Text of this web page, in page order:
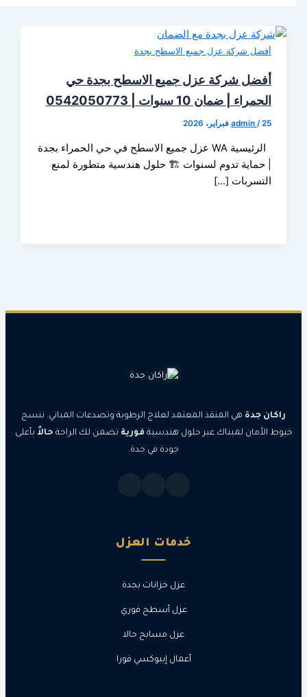
شركة عزل جميع الاسطح بجدة
شركة عزل جميع الاسطح بجدة حي
| ضمان 10 سنوات | 0542050773
الرئيسية WA عزل جميع الاسطح في حي الحمراء بجدة
تدوم لسنوات 🏗️ حلول هندسية متطورة لمنع
[…]
هي المنقذ المعتمد لعلاج الرطوبة وتصدعات المباني. ننسج
لمبناك عبر حلول هندسيةفوريةتضمن لك الراحةحالاًبأعلى
جودة في جدة.
خدمات العزل
عزل خزانات بجدة
عزل أسطح فوري
عزل مسابح حالا
أعمال إيبوكسي فورا